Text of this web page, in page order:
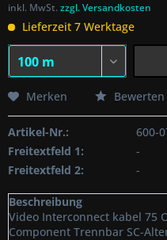
inkl. MwSt.zzgl. Versandkosten
Lieferzeit 7 Werktage
Merken Bewerten
Artikel-Nr.:
600-
Freitextfeld 1:
-
Freitextfeld 2:
-
Beschreibung
Video Interconnect kabel 75
Component Trennbar SC-